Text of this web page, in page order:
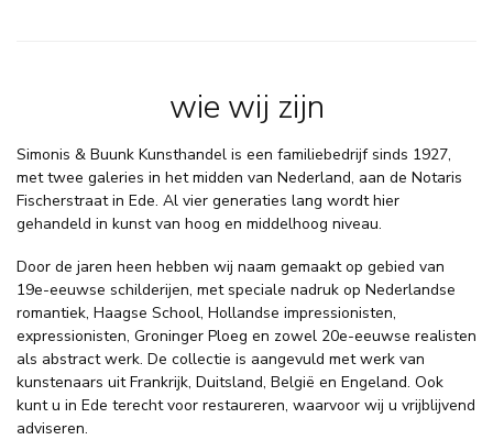
wie wij zijn
Simonis & Buunk Kunsthandel is een familiebedrijf sinds 1927,
met twee galeries in het midden van Nederland, aan de Notaris
Fischerstraat in Ede. Al vier generaties lang wordt hier
gehandeld in kunst van hoog en middelhoog niveau.
Door de jaren heen hebben wij naam gemaakt op gebied van
19e-eeuwse schilderijen, met speciale nadruk op Nederlandse
romantiek, Haagse School, Hollandse impressionisten,
expressionisten, Groninger Ploeg en zowel 20e-eeuwse realisten
als abstract werk. De collectie is aangevuld met werk van
kunstenaars uit Frankrijk, Duitsland, België en Engeland. Ook
kunt u in Ede terecht voor restaureren, waarvoor wij u vrijblijvend
adviseren.